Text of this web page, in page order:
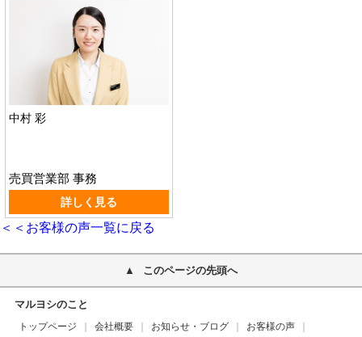
中村 彩
売買営業部 事務
詳しく見る
＜＜お客様の声一覧に戻る
このページの先頭へ
マルヨシのこと
トップページ 会社概要 お知らせ・ブログ
お客様の声